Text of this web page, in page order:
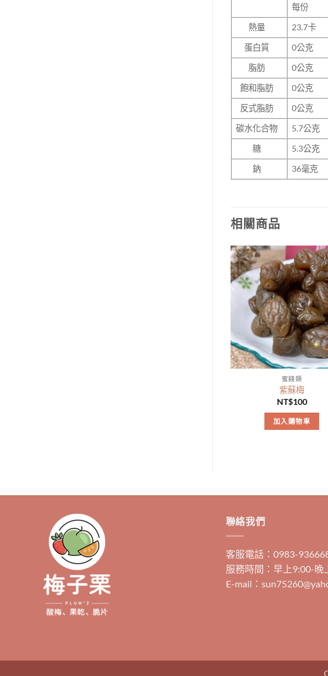
每份
熱量
23.7卡
蛋白質
0公克
脂肪
0公克
飽和脂肪
0公克
反式脂肪
0公克
碳水化合物
5.7公克
糖
5.3公克
鈉
36毫克
相關商品
蜜餞類
紫蘇梅
NT$100
加入購物車
聯絡我們
客服電話：0983-
服務時間：早上9:00-晚
E-mail：